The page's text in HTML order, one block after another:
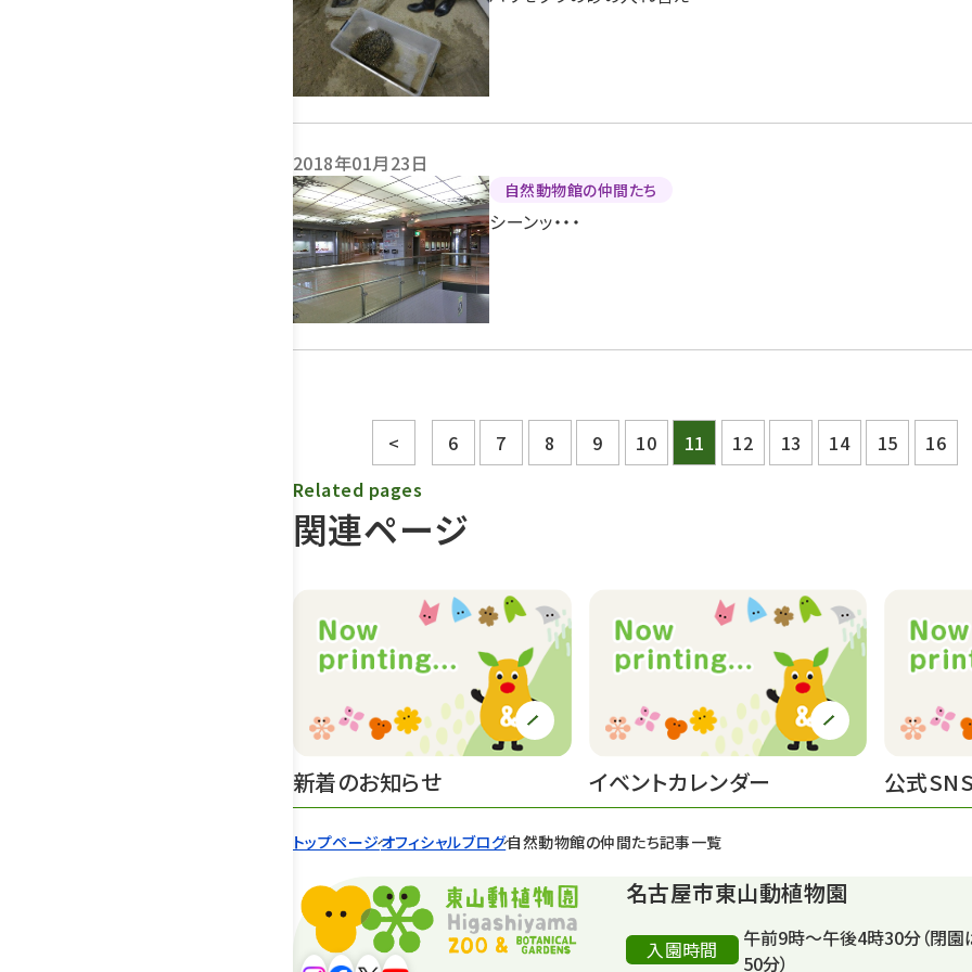
トップページオフィシャルブログ自然動物館の仲間たち記事一覧
2018年01月23日
自然動物館の仲間たち
シーンッ・・・
< 6 7 8 9 10 11 12 13 14 15 16
関連ページ
Related pages
新着のお知らせ イベントカレンダー 公式
名古屋市東山動植物園
入園時間
午前9時～午後4時30分（閉
50分）